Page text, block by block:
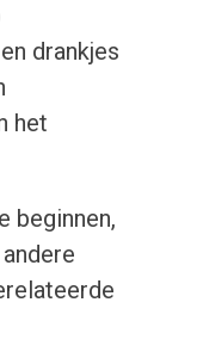
drankjes
het
beginnen,